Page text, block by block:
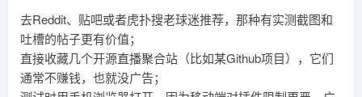
去Reddit、贴吧或者虎扑搜老球迷推荐，那种有实测截图和
吐槽的帖子更有价值；
直接收藏几个开源直播聚合站（比如某Github项目），它们
通常不赚钱，也就没广告；